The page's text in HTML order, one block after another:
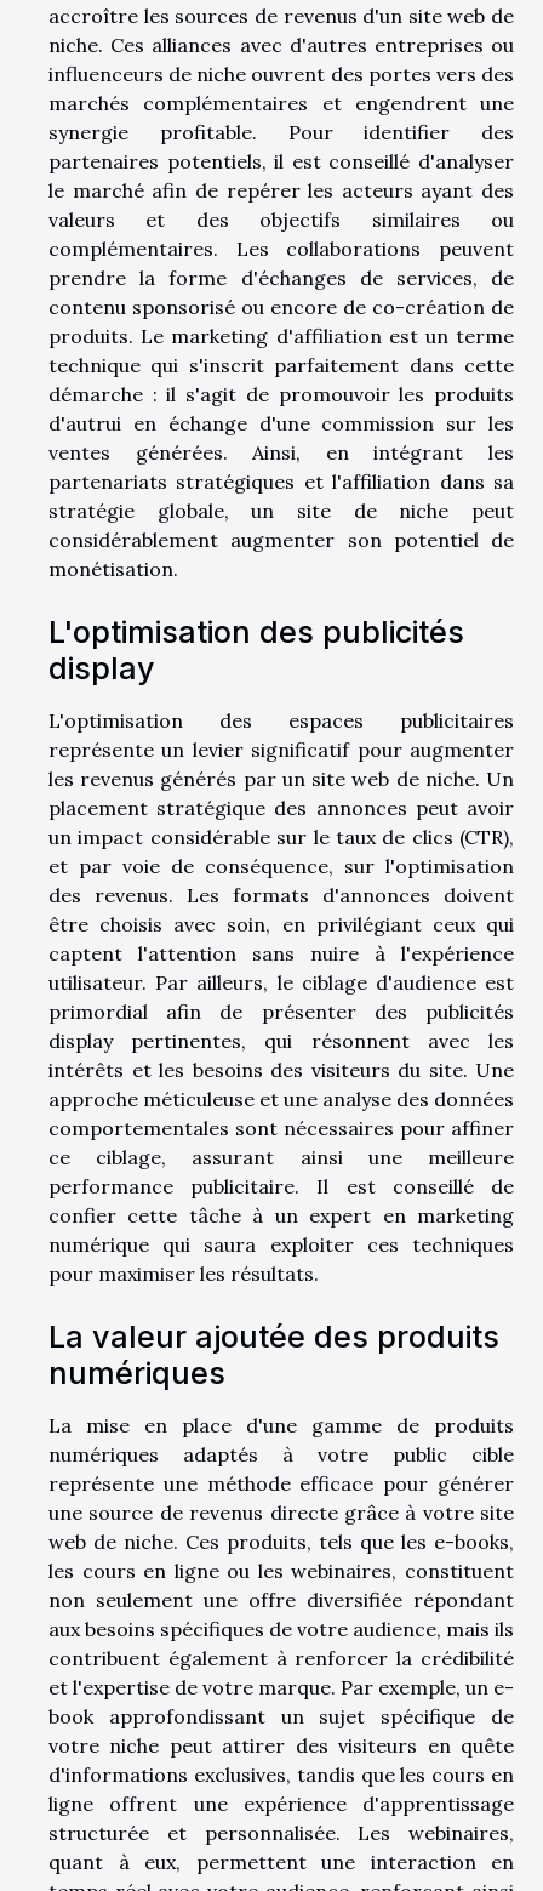
accroître les sources de revenus d'un site web de
niche. Ces alliances avec d'autres entreprises ou
influenceurs de niche ouvrent des portes vers des
marchés complémentaires et engendrent une
synergie profitable. Pour identifier des
partenaires potentiels, il est conseillé d'analyser
le marché afin de repérer les acteurs ayant des
valeurs et des objectifs similaires ou
complémentaires. Les collaborations peuvent
prendre la forme d'échanges de services, de
contenu sponsorisé ou encore de co-création de
produits. Le marketing d'affiliation est un terme
technique qui s'inscrit parfaitement dans cette
démarche : il s'agit de promouvoir les produits
d'autrui en échange d'une commission sur les
ventes générées. Ainsi, en intégrant les
partenariats stratégiques et l'affiliation dans sa
stratégie globale, un site de niche peut
considérablement augmenter son potentiel de
monétisation.
L'optimisation des publicités
display
L'optimisation des espaces publicitaires
représente un levier significatif pour augmenter
les revenus générés par un site web de niche. Un
placement stratégique des annonces peut avoir
un impact considérable sur le taux de clics (CTR),
et par voie de conséquence, sur l'optimisation
des revenus. Les formats d'annonces doivent
être choisis avec soin, en privilégiant ceux qui
captent l'attention sans nuire à l'expérience
utilisateur. Par ailleurs, le ciblage d'audience est
primordial afin de présenter des publicités
display pertinentes, qui résonnent avec les
intérêts et les besoins des visiteurs du site. Une
approche méticuleuse et une analyse des données
comportementales sont nécessaires pour affiner
ce ciblage, assurant ainsi une meilleure
performance publicitaire. Il est conseillé de
confier cette tâche à un expert en marketing
numérique qui saura exploiter ces techniques
pour maximiser les résultats.
La valeur ajoutée des produits
numériques
La mise en place d'une gamme de produits
numériques adaptés à votre public cible
représente une méthode efficace pour générer
une source de revenus directe grâce à votre site
web de niche. Ces produits, tels que les e-books,
les cours en ligne ou les webinaires, constituent
non seulement une offre diversifiée répondant
aux besoins spécifiques de votre audience, mais ils
contribuent également à renforcer la crédibilité
et l'expertise de votre marque. Par exemple, un e-
book approfondissant un sujet spécifique de
votre niche peut attirer des visiteurs en quête
d'informations exclusives, tandis que les cours en
ligne offrent une expérience d'apprentissage
structurée et personnalisée. Les webinaires,
quant à eux, permettent une interaction en